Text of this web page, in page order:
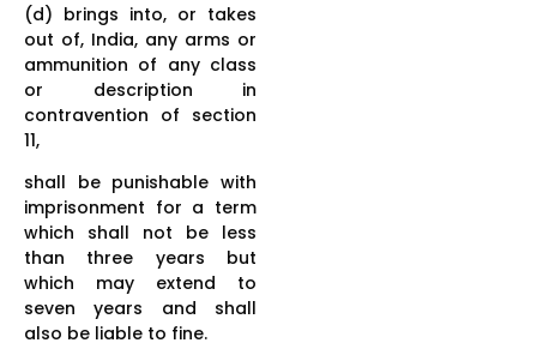
(d) brings into, or takes
out of, India, any arms or
ammunition of any class
or description in
contravention of section
11,
shall be punishable with
imprisonment for a term
which shall not be less
than three years but
which may extend to
seven years and shall
also be liable to fine.